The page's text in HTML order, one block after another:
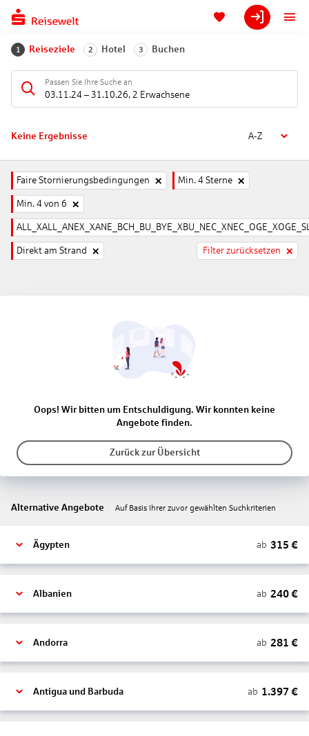
1 Reiseziele 2 Hotel 3 Buchen
Passen Sie Ihre Suche an
03.11.24 – 31.10.26, 2 Erwachsene
Keine Ergebnisse A-Z
Faire Stornierungsbedingungen Min. 4 Sterne
Min. 4 von 6
Direkt am Strand Filter zurücksetzen
Oops! Wir bitten um Entschuldigung. Wir konnten keine
Angebote finden.
Zurück zur Übersicht
Alternative Angebote Auf Basis Ihrer zuvor gewählten Suchkriterien
Ägypten ab 315 €
Albanien ab 240€
Andorra ab 281 €
Antigua und Barbuda ab 1.397 €